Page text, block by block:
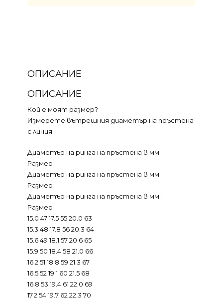
ОПИСАНИЕ
ОПИСАНИЕ
Кой е моят размер?
Измерете вътрешния диаметър на пръстена
с линия
Диаметър на ринга на пръстена в мм:
Размер
Диаметър на ринга на пръстена в мм:
Размер
Диаметър на ринга на пръстена в мм:
Размер
15.0 47 17.5 55 20.0 63
15.3 48 17.8 56 20.3 64
15.6 49 18.1 57 20.6 65
15.9 50 18.4 58 21.0 66
16.2 51 18.8 59 21.3 67
16.5 52 19.1 60 21.5 68
16.8 53 19.4 61 22.0 69
17.2 54 19.7 62 22.3 70